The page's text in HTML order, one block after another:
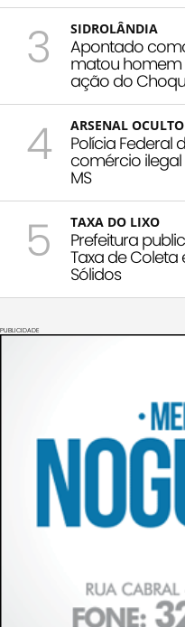
3 SIDROLÂNDIA
Apontado
matou
ação do
4 ARSENAL OCULTO
Polícia
comércio
MS
5 TAXA DO LIXO
Prefeitura
Taxa de Coleta
Sólidos
PUBLICIDADE